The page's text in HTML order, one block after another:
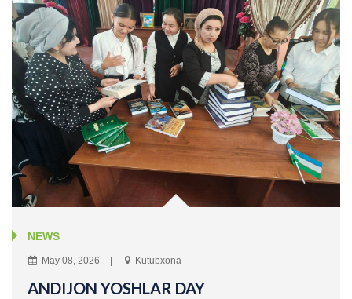
NEWS
May 08, 2026 Kutubxona
ANDIJON YOSHLAR DAY